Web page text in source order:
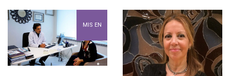
MIS EN
AVANT